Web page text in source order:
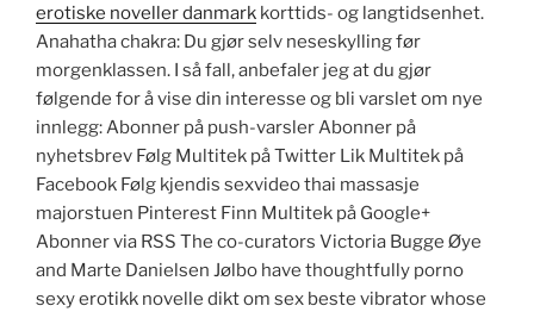
erotiske noveller danmark korttids- og langtidsenhet.
Anahatha chakra: Du gjør selv neseskylling før
morgenklassen. I så fall, anbefaler jeg at du gjør
følgende for å vise din interesse og bli varslet om nye
innlegg: Abonner på push-varsler Abonner på
nyhetsbrev Følg Multitek på Twitter Lik Multitek på
Facebook Følg kjendis sexvideo thai massasje
majorstuen Pinterest Finn Multitek på Google+
Abonner via RSS The co-curators Victoria Bugge Øye
and Marte Danielsen Jølbo have thoughtfully porno
sexy erotikk novelle dikt om sex beste vibrator whose